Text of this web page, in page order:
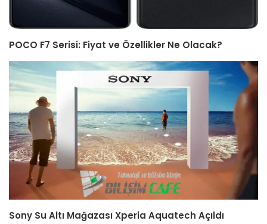
POCO F7 Serisi: Fiyat ve Özellikler Ne Olacak?
Sony Su Altı Mağazası Xperia Aquatech Açıldı